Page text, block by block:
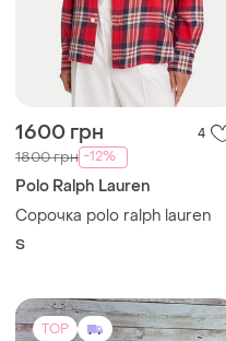
290 грн 5
New Look
сорочка блуза new look
розмір xl-2xl
XL і ще 1